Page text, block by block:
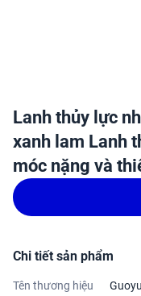
Lanh thủy lực
xanh lam Lanh
móc nặng và
Chi tiết sản phẩm
Tên thương hiệu